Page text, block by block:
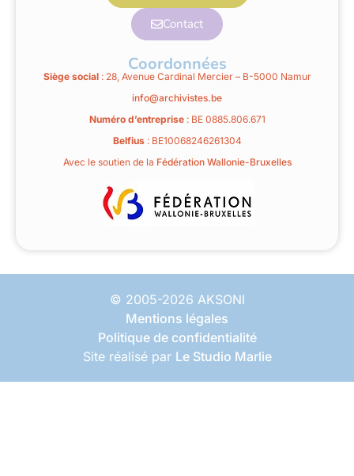
Contact
Coordonnées
Siège social: 28, Avenue Cardinal Mercier – B-5000 Namur
info@archivistes.be
Numéro d’entreprise: BE 0885.806.671
Belfius: BE10068246261304
Avec le soutien de la Fédération Wallonie-Bruxelles
© 2005-2026 AKSONI
Mentions légales
Politique de confidentialité
Site réalisé par Le Studio Marlie